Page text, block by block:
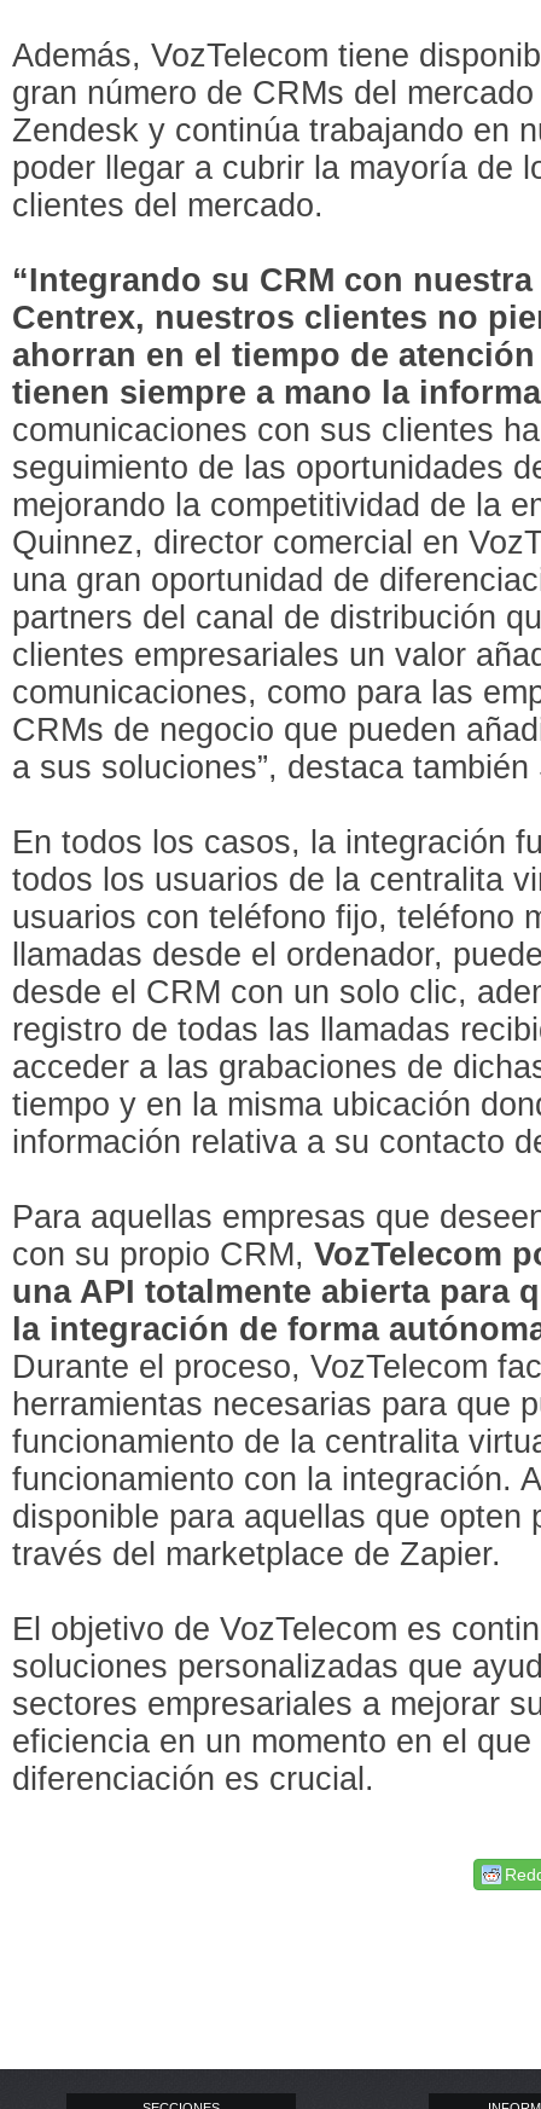
Además, VozTelecom tiene
gran número de CRMs del
Zendesk y continúa trabajando en
poder llegar a cubrir la mayoría de
clientes del mercado.
“Integrando su CRM con
Centrex, nuestros clientes no
ahorran en el tiempo de
tienen siempre a mano la
comunicaciones con sus clientes
seguimiento de las oportunidades
mejorando la competitividad de la
Quinnez, director comercial en
una gran oportunidad de
partners del canal de distribución
clientes empresariales un valor
comunicaciones, como para las
CRMs de negocio que pueden
a sus soluciones”, destaca también
En todos los casos, la integración
todos los usuarios de la centralita
usuarios con teléfono fijo, teléfono
llamadas desde el ordenador,
desde el CRM con un solo clic,
registro de todas las llamadas
acceder a las grabaciones de
tiempo y en la misma ubicación
información relativa a su contacto
Para aquellas empresas que
con su propio CRM,VozTelecom
una API totalmente abierta para
la integración de forma
Durante el proceso, VozTelecom
herramientas necesarias para que
funcionamiento de la centralita
funcionamiento con la integración.
disponible para aquellas que opten
través del marketplace de Zapier.
El objetivo de VozTelecom es
soluciones personalizadas que
sectores empresariales a mejorar
eficiencia en un momento en el
diferenciación es crucial.